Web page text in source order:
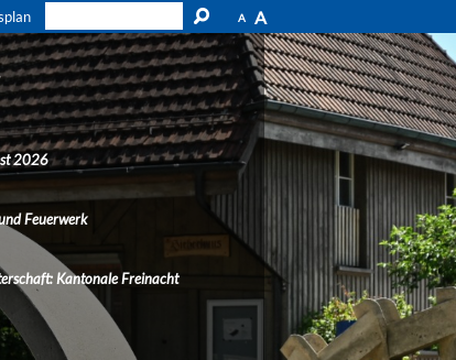
A A
2026
Feuerwerk
Kantonale Freinacht